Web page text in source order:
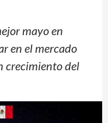
mayo en
en el mercado
crecimiento del